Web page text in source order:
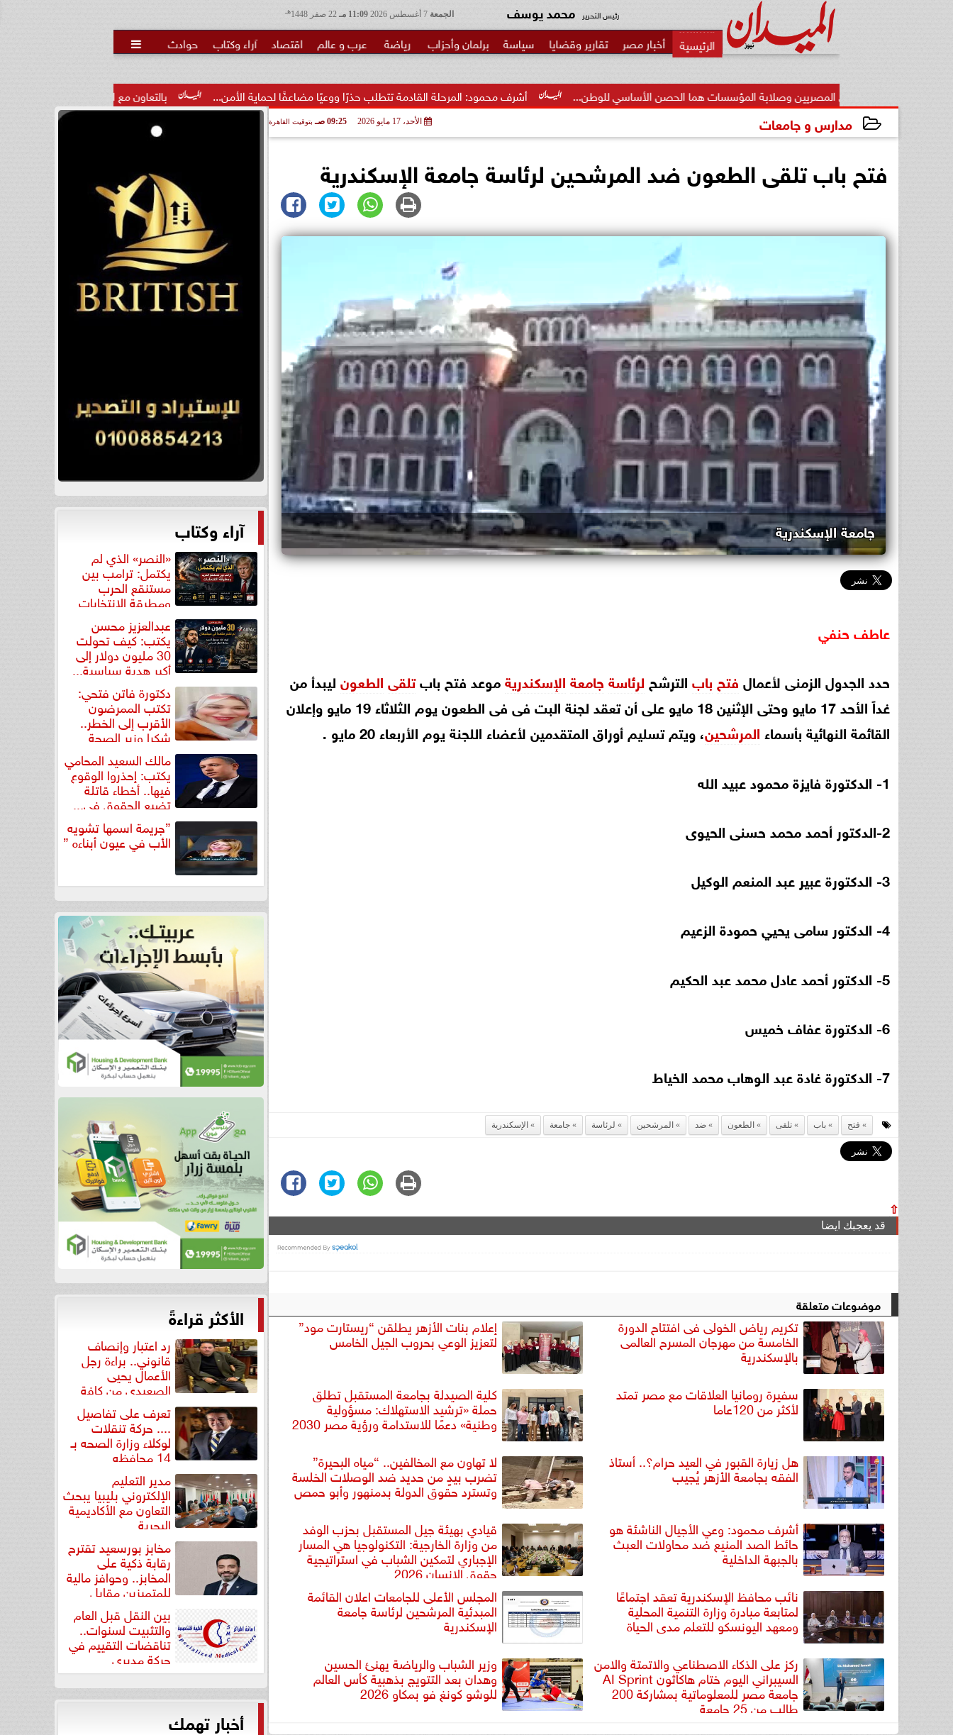
الجمعة 11:09 مـ هـ رئيس التحرير محمد يوسف
أخبار مصر تقارير وقضايا سياسة برلمان وأحزاب رياضة عرب و عالم اقتصاد آراء وكتاب حوادث 
بالتعاون مع البنك المركزي.. الأعلى للجامعات: برنامج أشرف محمود: المرحلة القادمة تتطلب حذرًا ووعيًا مضاعفًا لحماية الأمن... وعي المصريين وصلابة المؤسسات هما الحصن الأساسي للوطن...
مدارس و جامعات الأحد، 17 مايو 2026 09:25 صـ بتوقيت القاهرة
فتح باب تلقى الطعون ضد المرشحين لرئاسة جامعة الإسكندرية
جامعة الإسكندرية
عاطف حنفي
حدد الجدول الزمنى لأعمال فتح باب الترشح لرئاسة جامعة الإسكندريةموعد فتح بابتلقى الطعون ليبدأ من
غداً الأحد 17 مايو وحتى الإثنين 18 مايو على أن تعقد لجنة البت فى فى الطعون يوم الثلاثاء 19 مايو وإعلان
القائمة النهائية بأسماء المرشحين، ويتم تسليم أوراق المتقدمين لأعضاء اللجنة يوم الأربعاء 20 مايو .
1- الدكتورة فايزة محمود عبيد الله
2-الدكتور أحمد محمد حسنى الحيوى
3- الدكتورة عبير عبد المنعم الوكيل
4- الدكتور سامى يحيي حمودة الزعيم
5- الدكتور أحمد عادل محمد عبد الحكيم
6- الدكتورة عفاف خميس
7- الدكتورة غادة عبد الوهاب محمد الخياط
فتح باب تلقى الطعون ضد المرشحين لرئاسة جامعة الإسكندرية
⇧
قد يعجبك ايضا
موضوعات متعلقة
تكريم رياض الخولى فى افتتاح الدورة
الخامسة من مهرجان المسرح العالمى
بالإسكندرية
إعلام بنات الأزهر يطلقن “ريستارت مود”
لتعزيز الوعي بحروب الجيل الخامس
سفيرة رومانيا العلاقات مع مصر تمتد
لأكثر من 120عاما
كلية الصيدلة بجامعة المستقبل تطلق
حملة «ترشيد الاستهلاك: مسؤولية
وطنية» دعمًا للاستدامة ورؤية مصر 2030
​هل زيارة القبور في العيد حرام؟.. أستاذ
الفقه بجامعة الأزهر يُجيب
لا تهاون مع المخالفين.. “مياه البحيرة”
تضرب بيدٍ من حديد ضد الوصلات الخلسة
وتسترد حقوق الدولة بدمنهور وأبو حمص
أشرف محمود: وعي الأجيال الناشئة هو
حائط الصد المنيع ضد محاولات العبث
بالجبهة الداخلية
قيادي بهيئة جيل المستقبل بحزب الوفد
من وزارة الخارجية: التكنولوجيا هي المسار
الإجباري لتمكين الشباب في استراتيجية
حقوق الإنسان 2026
نائب محافظ الإسكندرية تعقد اجتماعًا
لمتابعة مبادرة وزارة التنمية المحلية
ومعهد اليونسكو للتعلم مدى الحياة
المجلس الأعلى للجامعات اعلان القائمة
المبدئية المرشحين لرئاسة جامعة
الإسكندرية
ركز على الذكاء الاصطناعي والاتمتة والامن
السيبراني اليوم ختام هاكاثون AI Sprint
جامعة مصر للمعلوماتية بمشاركة 200
طالب من 25 جامعة
وزير الشباب والرياضة يهنئ الحسين
وهدان بعد التتويج بذهبية كأس العالم
للوشو كونغ فو بمكاو 2026
آراء وكتاب
«النصر» الذي لم
يكتمل: ترامب بين
مستنقع الحرب
ومطرقة الانتخابات
عبدالعزيز محسن
يكتب: كيف تحولت
30 مليون دولار إلى
أكبر هدية سياسية...
دكتورة فاتن فتحي:
تكتب الممرضون
الأقرب إلى الخطر..
شكرا وزير الصحة
لتكريم... مالك السعيد المحامي
يكتب: إحذروا الوقوع
فيها.. أخطاء قاتلة
تضيع الحقوق في...
”جريمة اسمها تشويه
الأب في عيون أبناءه ”
الأكثر قراءةً
رد اعتبار وإنصاف
قانوني.. براءة رجل
الأعمال يحيى
الصعيدي من كافة
التهم... تعرف على تفاصيل
.... حركة تنقلات
لوكلاء وزارة الصحه بـ
14 محافظه
مدير التعليم
الإلكتروني بليبيا يبحث
التعاون مع الأكاديمية
البحرية
مخابز بورسعيد تقترح
رقابة ذكية على
المخابز.. وحوافز مالية
للمتميزين مقابل
بين النقل قبل العام
والتثبيت لسنوات..
تناقضات التقييم في
حركة مديري
”مستشفيات...
أخبار تهمك